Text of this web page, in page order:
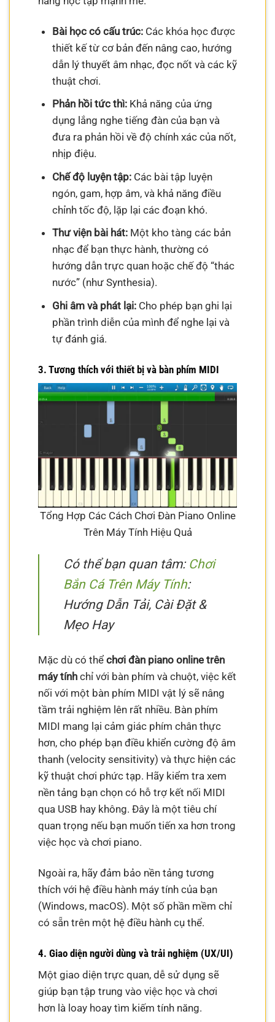
Bài học có cấu trúc:Các khóa học được
thiết kế từ cơ bản đến nâng cao, hướng
dẫn lý thuyết âm nhạc, đọc nốt và các kỹ
thuật chơi.
Phản hồi tức thì:Khả năng của ứng
dụng lắng nghe tiếng đàn của bạn và
đưa ra phản hồi về độ chính xác của nốt,
nhịp điệu.
Chế độ luyện tập:Các bài tập luyện
ngón, gam, hợp âm, và khả năng điều
chỉnh tốc độ, lặp lại các đoạn khó.
Thư viện bài hát:Một kho tàng các bản
nhạc để bạn thực hành, thường có
hướng dẫn trực quan hoặc chế độ “thác
nước” (như Synthesia).
Ghi âm và phát lại:Cho phép bạn ghi lại
phần trình diễn của mình để nghe lại và
tự đánh giá.
3. Tương thích với thiết bị và bàn phím MIDI
Tổng Hợp Các Cách Chơi Đàn Piano Online
Trên Máy Tính Hiệu Quả
Có thể bạn quan tâm: Chơi
Bắn Cá Trên Máy Tính:
Hướng Dẫn Tải, Cài Đặt &
Mẹo Hay
Mặc dù có thểchơi đàn piano online trên
máy tính chỉ với bàn phím và chuột, việc kết
nối với một bàn phím MIDI vật lý sẽ nâng
tầm trải nghiệm lên rất nhiều. Bàn phím
MIDI mang lại cảm giác phím chân thực
hơn, cho phép bạn điều khiển cường độ âm
thanh (velocity sensitivity) và thực hiện các
kỹ thuật chơi phức tạp. Hãy kiểm tra xem
nền tảng bạn chọn có hỗ trợ kết nối MIDI
qua USB hay không. Đây là một tiêu chí
quan trọng nếu bạn muốn tiến xa hơn trong
việc học và chơi piano.
Ngoài ra, hãy đảm bảo nền tảng tương
thích với hệ điều hành máy tính của bạn
(Windows, macOS). Một số phần mềm chỉ
có sẵn trên một hệ điều hành cụ thể.
4. Giao diện người dùng và trải nghiệm (UX/UI)
Một giao diện trực quan, dễ sử dụng sẽ
giúp bạn tập trung vào việc học và chơi
hơn là loay hoay tìm kiếm tính năng.